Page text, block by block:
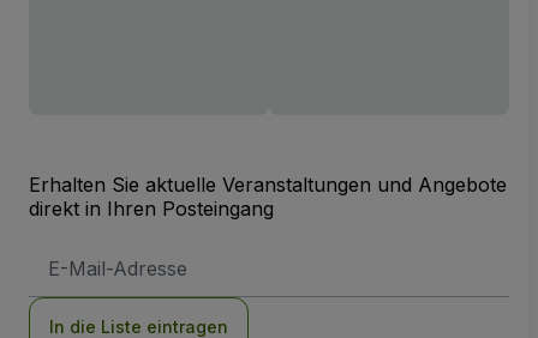
Erhalten Sie aktuelle Veranstaltungen und Angebote
direkt in Ihren Posteingang
Mail-
In die Liste eintragen